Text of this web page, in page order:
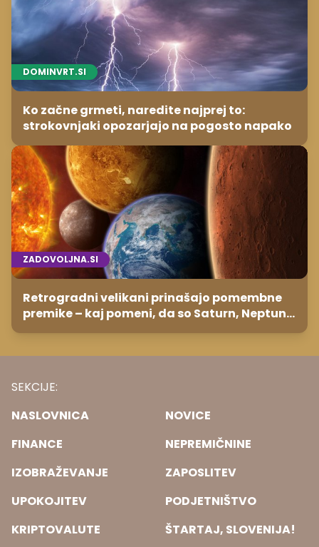
DOMINVRT.SI
Ko začne grmeti, naredite najprej to:
strokovnjaki opozarjajo na pogosto napako
ZADOVOLJNA.SI
Retrogradni velikani prinašajo pomembne
premike – kaj pomeni, da so Saturn, Neptun
in Pluton hkrati retrogradni?
SEKCIJE:
NASLOVNICA
NOVICE
FINANCE
NEPREMIČNINE
IZOBRAŽEVANJE
ZAPOSLITEV
UPOKOJITEV
PODJETNIŠTVO
KRIPTOVALUTE
ŠTARTAJ, SLOVENIJA!